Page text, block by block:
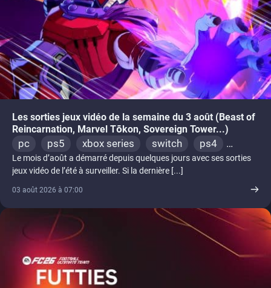
Les sorties jeux vidéo de la semaine du 3 août (Beast of
Reincarnation, Marvel Tōkon, Sovereign Tower...)
pc ps5 xbox series switch
ps4
xbox one
switch 2
Le mois d’août a démarré depuis quelques jours avec ses sorties
jeux vidéo de l’été à surveiller. Si la dernière [...]
03 août 2026 à 07:00